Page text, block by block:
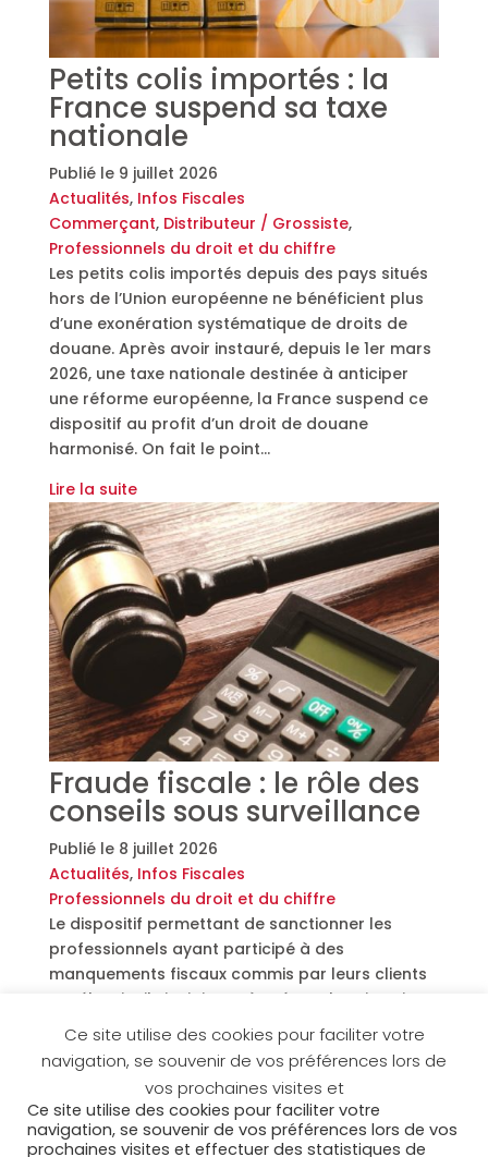
Petits colis importés : la
France suspend sa taxe
nationale
Publié le 9 juillet 2026
Actualités, Infos Fiscales
Commerçant, Distributeur / Grossiste,
Professionnels du droit et du chiffre
Les petits colis importés depuis des pays situés
hors de l’Union européenne ne bénéficient plus
d’une exonération systématique de droits de
douane. Après avoir instauré, depuis le 1er mars
2026, une taxe nationale destinée à anticiper
une réforme européenne, la France suspend ce
dispositif au profit d’un droit de douane
harmonisé. On fait le point…
Lire la suite
Fraude fiscale : le rôle des
conseils sous surveillance
Publié le 8 juillet 2026
Actualités, Infos Fiscales
Professionnels du droit et du chiffre
Le dispositif permettant de sanctionner les
professionnels ayant participé à des
manquements fiscaux commis par leurs clients
est élargi. S’il visait jusqu’à présent les situations
les plus graves, il concernera désormais de
nouveaux cas de manquements sanctionnés
par l’administration fiscale. Lesquels ?
Lire la suite
Pagination
Précédent 1 2 3 … 69 Suivant
Ce site utilise des cookies pour faciliter votre
navigation, se souvenir de vos préférences lors de
vos prochaines visites et
Ce site utilise des cookies pour faciliter votre
navigation, se souvenir de vos préférences lors de vos
prochaines visites et effectuer des statistiques de